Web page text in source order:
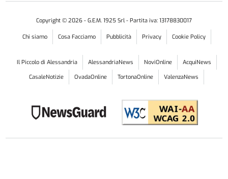
Copyright © 2026 - G.E.M. 1925 Srl - Partita iva: 13178830017
Chi siamo Cosa Facciamo Pubblicità Privacy Cookie Policy
Il Piccolo di Alessandria AlessandriaNews NoviOnline
AcquiNews
CasaleNotizie
OvadaOnline TortonaOnline ValenzaNews